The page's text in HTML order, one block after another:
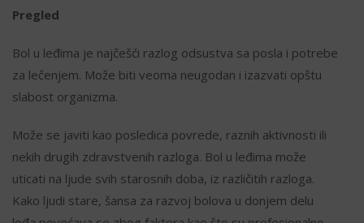
Pregled
Bol u leđima je najčešći razlog odsustva sa posla i potrebe
za lečenjem. Može biti veoma neugodan i izazvati opštu
slabost organizma.
Može se javiti kao posledica povrede, raznih aktivnosti ili
nekih drugih zdravstvenih razloga. Bol u leđima može
uticati na ljude svih starosnih doba, iz različitih razloga.
Kako ljudi stare, šansa za razvoj bolova u donjem delu